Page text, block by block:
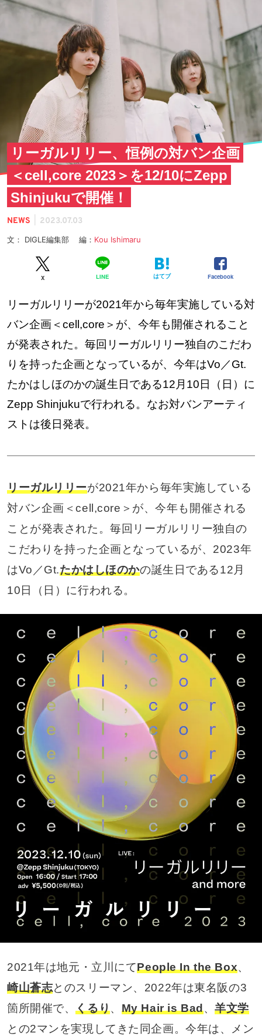
リーガルリリー、恒例の対バン企画
＜cell,core 2023＞を12/10にZepp
Shinjukuで開催！
NEWS 2023.07.03
文： DIGLE編集部 編： Kou Ishimaru
X LINE はてブ Facebook
リーガルリリーが2021年から毎年実施している対
バン企画＜cell,core＞が、今年も開催されること
が発表された。毎回リーガルリリー独自のこだわ
りを持った企画となっているが、今年はVo／Gt.
たかはしほのかの誕生日である12月10日（日）に
Zepp Shinjukuで行われる。なお対バンアーティ
ストは後日発表。
リーガルリリーが2021年から毎年実施している
対バン企画＜cell,core＞が、今年も開催される
ことが発表された。毎回リーガルリリー独自の
こだわりを持った企画となっているが、2023年
はVo／Gt.たかはしほのかの誕生日である12月
10日（日）に行われる。
2021年は地元・立川にてPeople In the Box、
崎山蒼志とのスリーマン、2022年は東名阪の3
箇所開催で、くるり、 My Hair is Bad、羊文学
との2マンを実現してきた同企画。今年は、メン